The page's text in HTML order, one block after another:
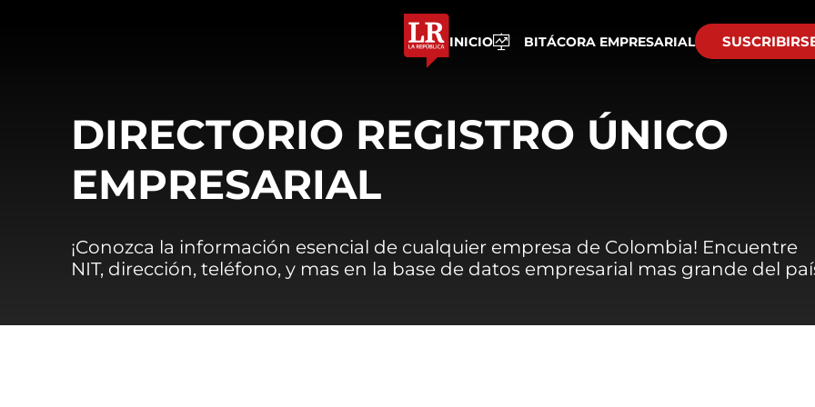
INICIO BITÁCORA EMPRESARIAL
DIRECTORIO REGISTRO ÚNICO
EMPRESARIAL
¡Conozca la información esencial de cualquier empresa de Colombia! Encuentre
NIT, dirección, teléfono, y mas en la base de datos empresarial mas grande del